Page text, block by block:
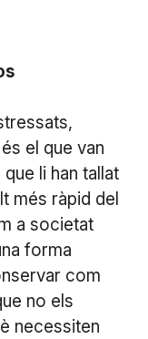
el que van
li han tallat
més ràpid del
a societat
forma
com
no els
necessiten